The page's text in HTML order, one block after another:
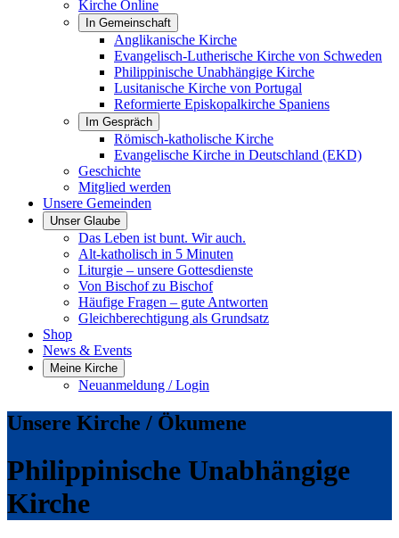
Kirche Online
In Gemeinschaft
Anglikanische Kirche
Evangelisch-Lutherische Kirche von Schweden
Philippinische Unabhängige Kirche
Lusitanische Kirche von Portugal
Reformierte Episkopalkirche Spaniens
Im Gespräch
Römisch-katholische Kirche
Evangelische Kirche in Deutschland (EKD)
Geschichte
Mitglied werden
Unsere Gemeinden
Unser Glaube
Das Leben ist bunt. Wir auch.
Alt-katholisch in 5 Minuten
Liturgie – unsere Gottesdienste
Von Bischof zu Bischof
Häufige Fragen – gute Antworten
Gleichberechtigung als Grundsatz
Shop
News & Events
Meine Kirche
Neuanmeldung / Login
Unsere Kirche / Ökumene
Philippinische Unabhängige
Kirche